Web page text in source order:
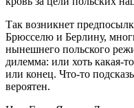
Так возникнет
Брюсселю и Берлину,
нынешнего польского
дилемма: или хоть какая-
или конец. Что-то
вероятен.